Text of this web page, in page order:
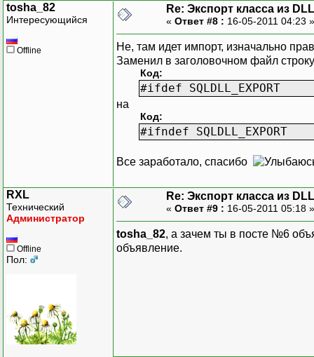
tosha_82
Интересующийся
Offline
Re: Экспорт класса из DLL
« Ответ #8 : 16-05-2011 04:23
Не, там идет импорт, изначально
Заменил в заголовочном файл строку
Код:
#ifdef SQLDLL_EXPORT
на
Код:
#ifndef SQLDLL_EXPORT
Все заработало, спасибо
RXL
Технический
Администратор
Offline
Пол:
Re: Экспорт класса из DLL
« Ответ #9 : 16-05-2011 05:18
tosha_82, а зачем ты в посте №6
объявление.